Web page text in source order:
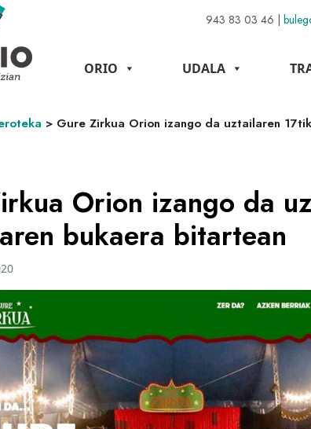
943 83 03 46 |
ORIO UDALA
> Gure Zirkua Orion izango da uztailaren
Orion izango da
bukaera bitartean